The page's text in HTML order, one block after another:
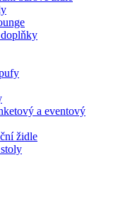
a eventový
židle